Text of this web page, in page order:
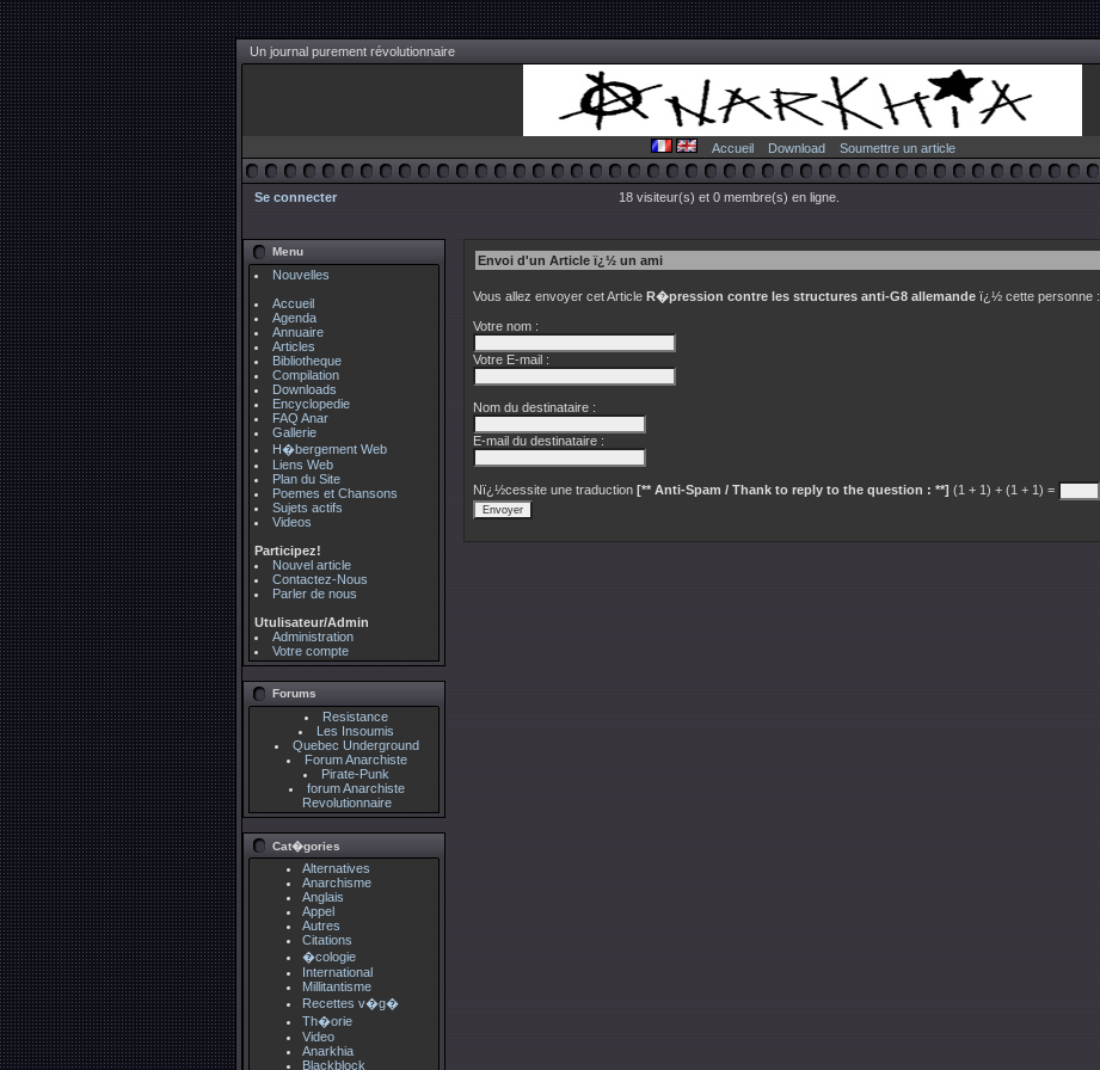
Un journal purement révolutionnaire
Accueil Download Soumettre un article
Se connecter 18 visiteur(s) et 0 membre(s) en ligne.
Menu
Nouvelles
Accueil
Agenda
Annuaire
Articles
Bibliotheque
Compilation
Downloads
Encyclopedie
FAQ Anar
Gallerie
H�bergement Web
Liens Web
Plan du Site
Poemes et Chansons
Sujets actifs
Videos
Participez!
Nouvel article
Contactez-Nous
Parler de nous
Utulisateur/Admin
Administration
Votre compte
Forums
Resistance
Les Insoumis
Quebec Underground
Forum Anarchiste
Pirate-Punk
forum Anarchiste
Revolutionnaire
Cat�gories
Alternatives
Anarchisme
Anglais
Appel
Autres
Citations
�cologie
International
Millitantisme
Recettes v�g�
Th�orie
Video
Anarkhia
Blackblock
Envoi d'un Article ï¿½ un ami
Vous allez envoyer cet Article R�pression contre les structures anti-G8 allemande ï¿½ cette personne :
Votre nom :
Votre E-mail :
Nom du destinataire :
E-mail du destinataire :
Nï¿½cessite une traduction [** Anti-Spam / Thank to reply to the question : **] (1 + 1) + (1 + 1) =